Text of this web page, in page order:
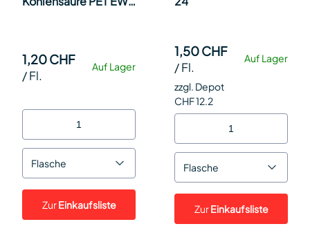
Auf Lager
1,20 CHF
/Fl.
Flasche
ZurEinkaufsliste
Auf Lager
1,50 CHF
/Fl.
zzgl. Depot
CHF 12.2
Flasche
ZurEinkaufsliste